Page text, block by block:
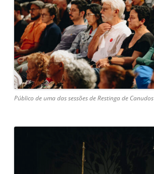
Público de uma das sessões de Restinga de Canudos